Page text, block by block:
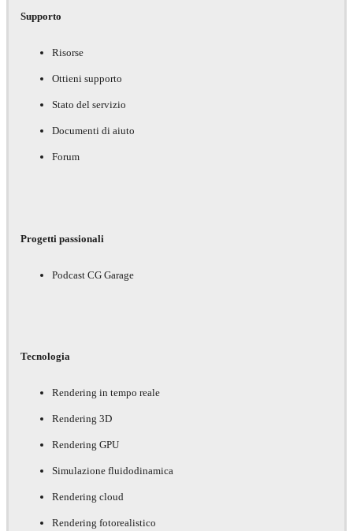
Supporto
Risorse
Ottieni supporto
Stato del servizio
Documenti di aiuto
Forum
Progetti passionali
Podcast CG Garage
Tecnologia
Rendering in tempo reale
Rendering 3D
Rendering GPU
Simulazione fluidodinamica
Rendering cloud
Rendering fotorealistico